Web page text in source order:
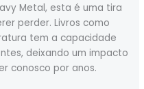
Metal, esta é uma tira
perder. Livros como
tem a capacidade
deixando um impacto
conosco por anos.